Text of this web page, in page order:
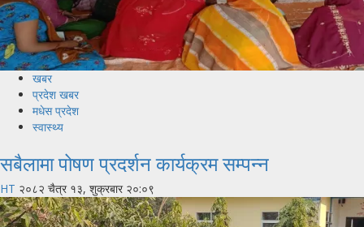
खबर
प्रदेश खबर
मधेस प्रदेश
स्वास्थ्य
सबैलामा पोषण प्रदर्शन कार्यक्रम सम्पन्न
HT २०८२ चैत्र १३, शुक्रबार २०:०९